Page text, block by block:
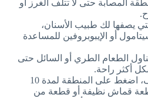
المصابة حتى لا تتلف الغرز أو
يصفها لك طبيب الأسنان،
أو الإيبوبروفين للمساعدة
الطعام الطري أو السائل حتى
أكثر راحة.
في حالة حدوث نزيف، اضغط على المنطقة لمدة 10
قماش نظيفة أو قطعة من